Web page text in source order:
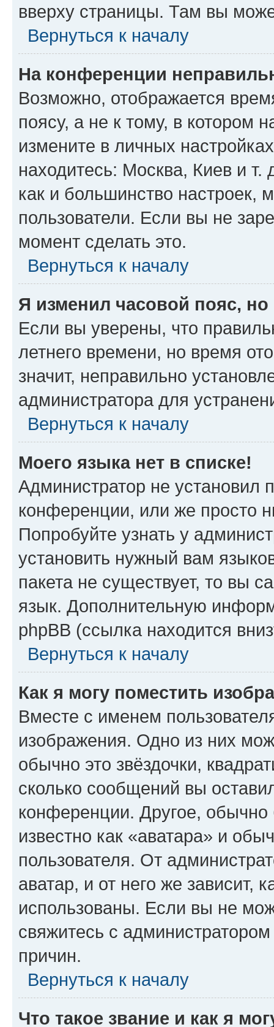
вверху страницы. Там вы
Вернуться к началу
На конференции
Возможно, отображается
поясу, а не к тому, в котором
измените в личных
находитесь: Москва, Киев и т.
как и большинство настроек,
пользователи. Если вы не
момент сделать это.
Вернуться к началу
Я изменил часовой пояс,
Если вы уверены, что
летнего времени, но время
значит, неправильно
администратора для
Вернуться к началу
Моего языка нет в списке!
Администратор не установил
конференции, или же просто
Попробуйте узнать у
установить нужный вам
пакета не существует, то вы
язык. Дополнительную
phpBB (ссылка находится
Вернуться к началу
Как я могу поместить
Вместе с именем
изображения. Одно из них
обычно это звёздочки,
сколько сообщений вы
конференции. Другое,
известно как «аватара» и
пользователя. От
аватар, и от него же зависит,
использованы. Если вы не
свяжитесь с
причин.
Вернуться к началу
Что такое звание и как я